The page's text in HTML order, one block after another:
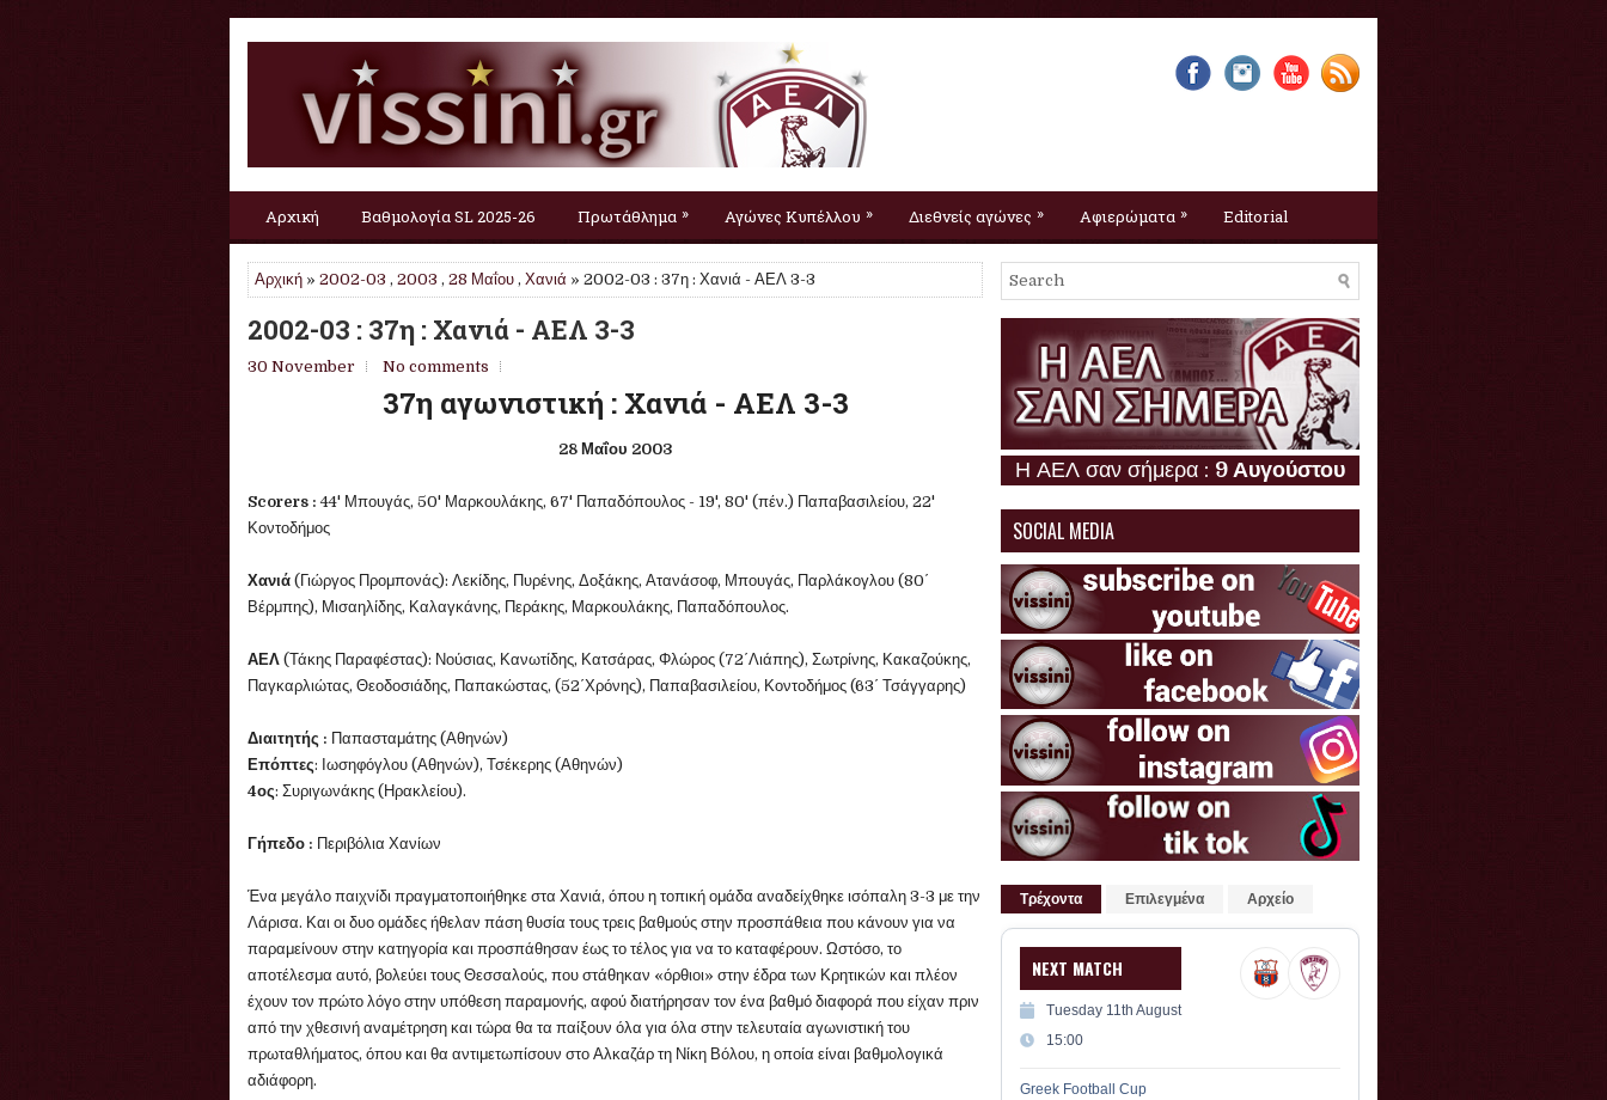
Αρχική Βαθμολογία SL 2025-26 Πρωτάθλημα » Αγώνες Κυπέλλου » Διεθνείς αγώνες » Αφιερώματα » Editorial
Αρχική » 2002-03 , 2003 , 28 Μαΐου , Χανιά » 2002-03 : 37η : Χανιά - ΑΕΛ 3-3
2002-03 : 37η : Χανιά - ΑΕΛ 3-3
30 November No comments
37η αγωνιστική : Χανιά - ΑΕΛ 3-3
28 Μαΐου 2003
Scorers : 44' Μπουγάς, 50' Μαρκουλάκης, 67' Παπαδόπουλος - 19', 80' (πέν.) Παπαβασιλείου, 22'
Κοντοδήμος
Χανιά (Γιώργος Προμπονάς): Λεκίδης, Πυρένης, Δοξάκης, Ατανάσοφ, Μπουγάς, Παρλάκογλου (80΄
Βέρμπης), Μισαηλίδης, Καλαγκάνης, Περάκης, Μαρκουλάκης, Παπαδόπουλος.
ΑΕΛ (Τάκης Παραφέστας): Νούσιας, Κανωτίδης, Κατσάρας, Φλώρος (72΄Λιάπης), Σωτρίνης, Κακαζούκης,
Παγκαρλιώτας, Θεοδοσιάδης, Παπακώστας, (52΄Χρόνης), Παπαβασιλείου, Κοντοδήμος (63΄ Τσάγγαρης)
Διαιτητής : Παπασταμάτης (Αθηνών)
Επόπτες: Ιωσηφόγλου (Αθηνών), Τσέκερης (Αθηνών)
4ος: Συριγωνάκης (Ηρακλείου).
Γήπεδο : Περιβόλια Χανίων
Ένα μεγάλο παιχνίδι πραγματοποιήθηκε στα Χανιά, όπου η τοπική ομάδα αναδείχθηκε ισόπαλη 3-3 με την
Λάρισα. Και οι δυο ομάδες ήθελαν πάση θυσία τους τρεις βαθμούς στην προσπάθεια που κάνουν για να
παραμείνουν στην κατηγορία και προσπάθησαν έως το τέλος για να το καταφέρουν. Ωστόσο, το
αποτέλεσμα αυτό, βολεύει τους Θεσσαλούς, που στάθηκαν «όρθιοι» στην έδρα των Κρητικών και πλέον
έχουν τον πρώτο λόγο στην υπόθεση παραμονής, αφού διατήρησαν τον ένα βαθμό διαφορά που είχαν πριν
από την χθεσινή αναμέτρηση και τώρα θα τα παίξουν όλα για όλα στην τελευταία αγωνιστική του
πρωταθλήματος, όπου και θα αντιμετωπίσουν στο Αλκαζάρ τη Νίκη Βόλου, η οποία είναι βαθμολογικά
αδιάφορη.
Η ΑΕΛ σαν σήμερα :9 Αυγούστου
SOCIAL MEDIA
Τρέχοντα Επιλεγμένα Αρχείο
NEXT MATCH
Tuesday 11th August
15:00
Greek Football Cup